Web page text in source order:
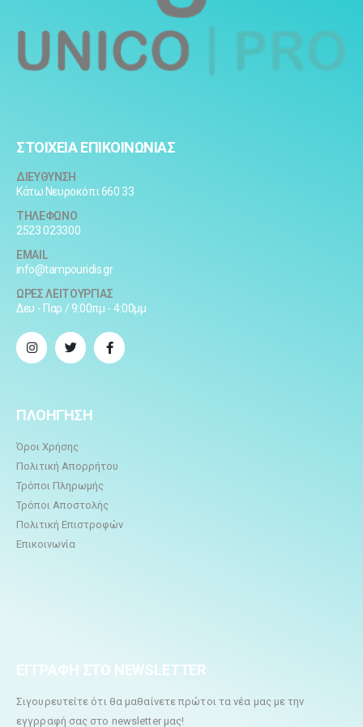
ΣΤΟΙΧΕΙΑ ΕΠΙΚΟΙΝΩΝΙΑΣ
ΔΙΕΥΘΥΝΣΗ
Κάτω Νευροκόπι 660 33
ΤΗΛΕΦΩΝΟ
2523 023300
EMAIL
info@tampouridis.gr
ΩΡΕΣ ΛΕΙΤΟΥΡΓΙΑΣ
Δευ - Παρ / 9:00πμ - 4:00μμ
ΠΛΟΗΓΗΣΗ
Όροι Χρήσης
Πολιτική Απορρήτου
Τρόποι Πληρωμής
Τρόποι Αποστολής
Πολιτική Επιστροφών
Επικοινωνία
ΕΓΓΡΑΦΗ ΣΤΟ NEWSLETTER
Σιγουρευτείτε ότι θα μαθαίνετε πρώτοι τα νέα μας με την
εγγρραφή σας στο newsletter μας!